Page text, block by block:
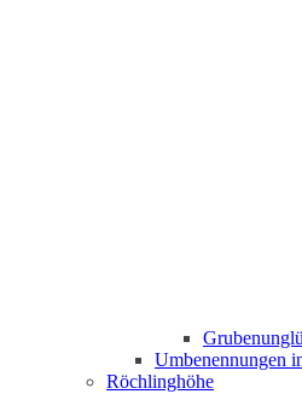
Umbenennungen
Röchlinghöhe